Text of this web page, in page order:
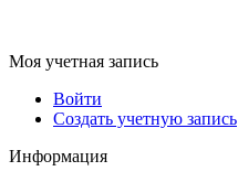
Моя учетная запись
Войти
Создать учетную запись
Информация